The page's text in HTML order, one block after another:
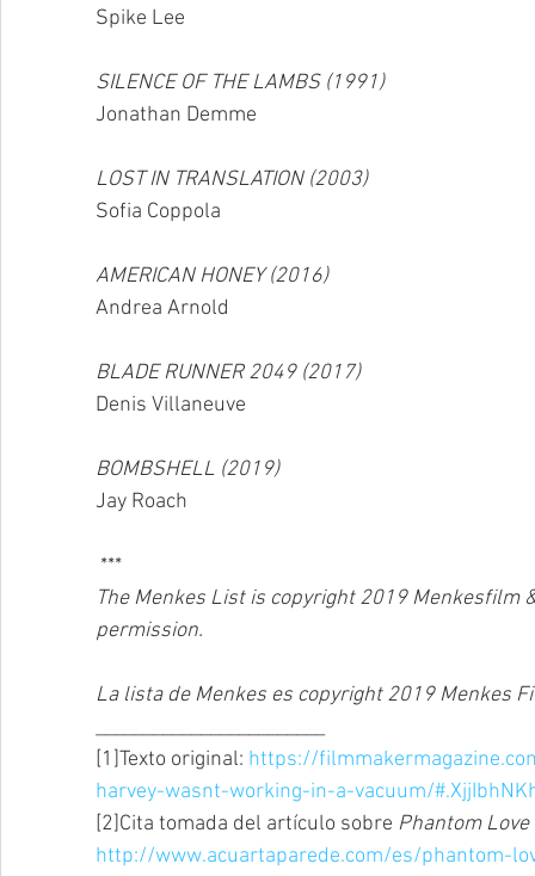
Spike Lee
SILENCE OF THE LAMBS (1991)
Jonathan Demme
LOST IN TRANSLATION (2003)
Sofia Coppola
AMERICAN HONEY (2016)
Andrea Arnold
BLADE RUNNER 2049 (2017)
Denis Villaneuve
BOMBSHELL (2019)
Jay Roach
***
The Menkes List is copyright 2019 Menkesfilm
permission.
La lista de Menkes es copyright 2019 Menkes
[1]Texto original: https://
harvey-wasnt-working-in-a-vacuum/
[2]Cita tomada del artículo sobre Phantom Love
http://www.acuartaparede.com/es/phantom-